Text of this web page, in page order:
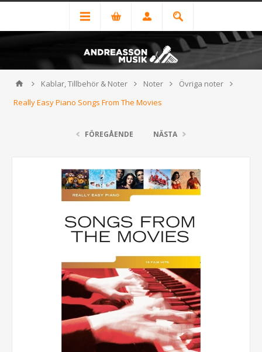
Kablar, Tillbehör & Noter Noter
Övriga noter
Really Easy Piano Songs From The Movies
FÖREGÅENDE NÄSTA